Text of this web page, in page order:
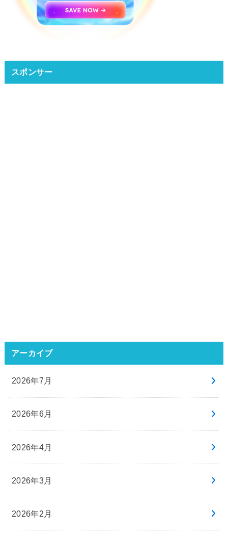
スポンサー
アーカイブ
2026年7月
2026年6月
2026年4月
2026年3月
2026年2月